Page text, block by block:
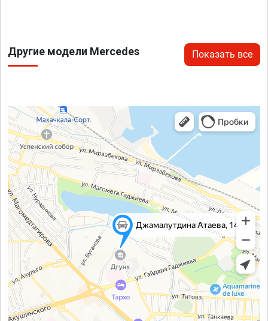
Другие модели Mercedes Показать все